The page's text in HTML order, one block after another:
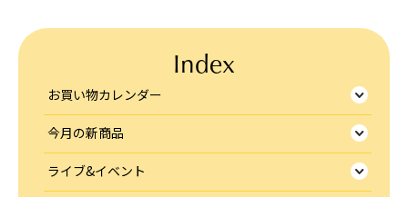
Index
お買い物カレンダー
今月の新商品
ライブ&イベント